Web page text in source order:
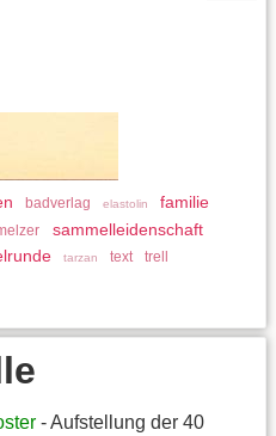
badverlag elastolin familie
sammelleidenschaft
tarzan text trell
- Aufstellung der 40